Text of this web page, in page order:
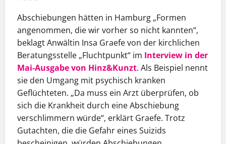
Abschiebungen hätten in Hamburg „Formen
angenommen, die wir vorher so nicht kannten“,
beklagt Anwältin Insa Graefe von der kirchlichen
Beratungsstelle „Fluchtpunkt“ im Interview in der
Mai-Ausgabe von Hinz&Kunzt. Als Beispiel nennt
sie den Umgang mit psychisch kranken
Geflüchteten. „Da muss ein Arzt überprüfen, ob
sich die Krankheit durch eine Abschiebung
verschlimmern würde“, erklärt Graefe. Trotz
Gutachten, die die Gefahr eines Suizids